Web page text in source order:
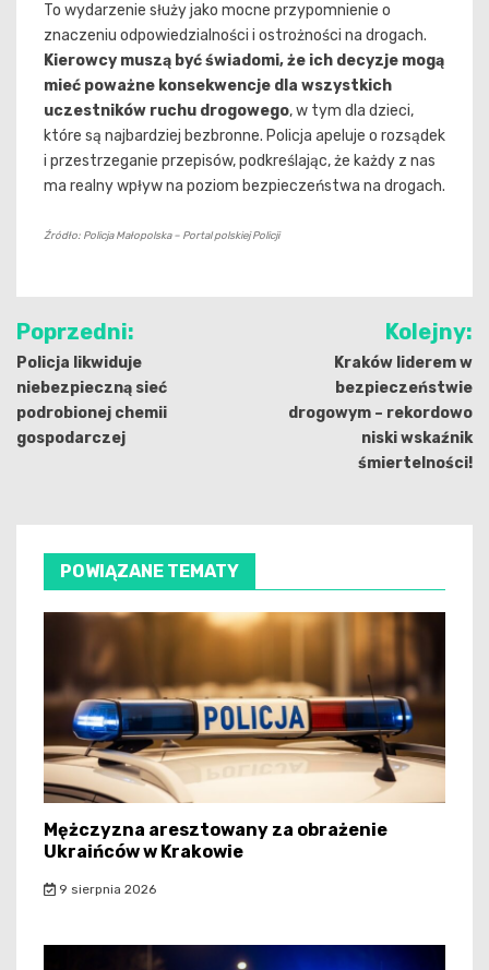
To wydarzenie służy jako mocne przypomnienie o
znaczeniu odpowiedzialności i ostrożności na drogach.
Kierowcy muszą być świadomi, że ich decyzje mogą
mieć poważne konsekwencje dla wszystkich
uczestników ruchu drogowego, w tym dla dzieci,
które są najbardziej bezbronne. Policja apeluje o rozsądek
i przestrzeganie przepisów, podkreślając, że każdy z nas
ma realny wpływ na poziom bezpieczeństwa na drogach.
Źródło: Policja Małopolska – Portal polskiej Policji
Nawigacja
wpisu
Poprzedni:
Policja likwiduje
niebezpieczną sieć
podrobionej chemii
gospodarczej
Kolejny:
Kraków liderem w
bezpieczeństwie
drogowym – rekordowo
niski wskaźnik
śmiertelności!
POWIĄZANE TEMATY
Mężczyzna aresztowany za obrażenie
Ukraińców w Krakowie
9 sierpnia 2026